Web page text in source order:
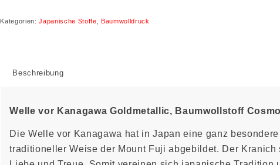
Kategorien:Japanische Stoffe Baumwolldruck
Beschreibung
Welle vor Kanagawa Goldmetallic, Baumwollstoff
Die Welle vor Kanagawa hat in Japan eine ganz
traditioneller Weise der Mount Fuji abgebildet. Der Kranich